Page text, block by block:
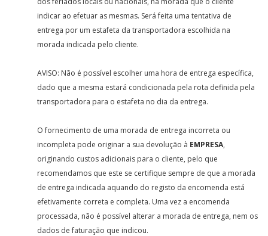
indicar ao efetuar as mesmas. Será feita uma tentativa de
entrega por um estafeta da transportadora escolhida na
morada indicada pelo cliente.
AVISO: Não é possível escolher uma hora de entrega específica,
dado que a mesma estará condicionada pela rota definida pela
transportadora para o estafeta no dia da entrega.
O fornecimento de uma morada de entrega incorreta ou
incompleta pode originar a sua devolução à EMPRESA,
originando custos adicionais para o cliente, pelo que
recomendamos que este se certifique sempre de que a morada
de entrega indicada aquando do registo da encomenda está
efetivamente correta e completa. Uma vez a encomenda
processada, não é possível alterar a morada de entrega, nem os
dados de faturação que indicou.